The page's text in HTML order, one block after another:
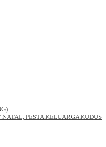
PESTA KELUARGA KUDUS